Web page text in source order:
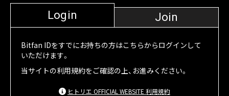
Login Join
Bitfan IDをすでにお持ちの方はこちらからログインして
いただけます。
当サイトの利用規約をご確認の上、お進みください。
ヒトリエ OFFICIAL WEBSITE 利用規約